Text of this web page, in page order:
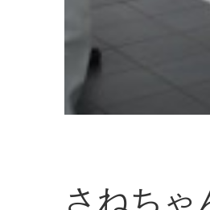
さねちゃ